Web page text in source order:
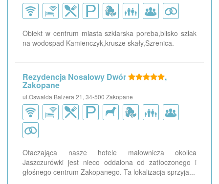
Obiekt w centrum miasta szklarska poreba,blisko szlak
na wodospad Kamienczyk,krusze skały,Szrenica.
Rezydencja Nosalowy Dwór ,
Zakopane
ul.Oswalda Balzera 21, 34-500 Zakopane
Otaczająca nasze hotele malownicza okolica
Jaszczurówki jest nieco oddalona od zatłoczonego i
głośnego centrum Zakopanego. Ta lokalizacja sprzyja...